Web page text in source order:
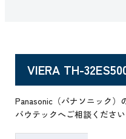
VIERA TH-
Panasonic（パナソニック）
バウテックへご相談ください